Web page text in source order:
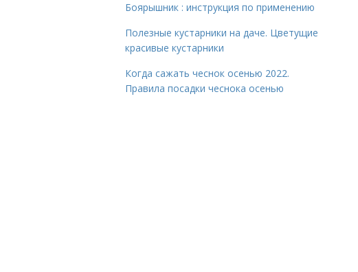
Боярышник : инструкция по применению
Полезные кустарники на даче. Цветущие
красивые кустарники
Когда сажать чеснок осенью 2022.
Правила посадки чеснока осенью